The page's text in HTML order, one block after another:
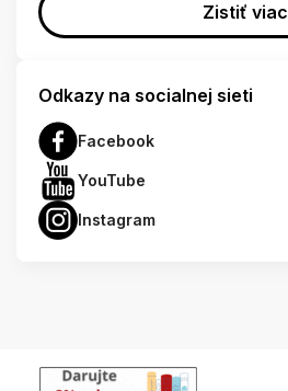
Zistiť viac
Odkazy na socialnej sieti
Facebook
YouTube
Instagram